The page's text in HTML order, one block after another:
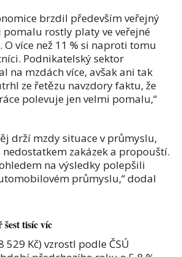
brzdil především veřejný
pomalu rostly platy ve veřejné
O více než 11 % si naproti tomu
Podnikatelský sektor
na mzdách více, avšak ani tak
ze řetězu navzdory faktu, že
polevuje jen velmi pomalu,“
drží mzdy situace v průmyslu,
nedostatkem zakázek a propouští.
na výsledky polepšili
průmyslu,“ dodal
tisíc víc
529 Kč) vzrostl podle ČSÚ